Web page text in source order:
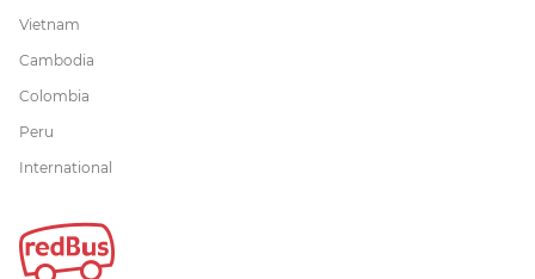
Vietnam
Cambodia
Colombia
Peru
International